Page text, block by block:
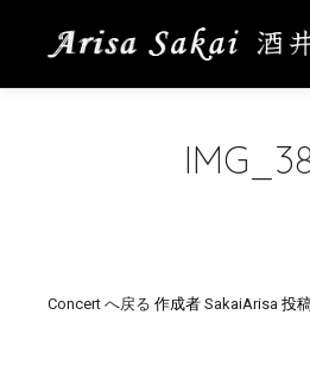
Concert へ戻る 作成者 SakaiArisa 投